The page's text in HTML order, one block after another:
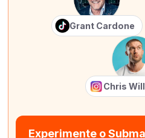
Grant Cardone
Chris
Experimente o